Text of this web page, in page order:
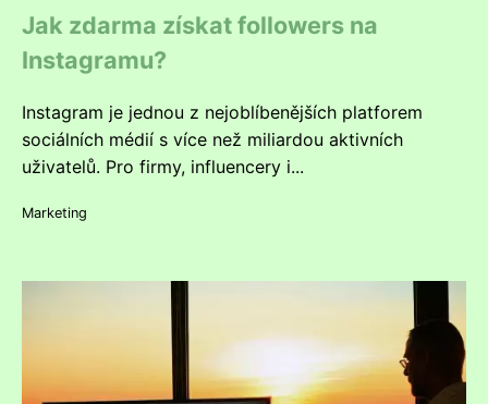
Jak zdarma získat followers na
Instagramu?
Instagram je jednou z nejoblíbenějších platforem
sociálních médií s více než miliardou aktivních
uživatelů. Pro firmy, influencery i...
Marketing